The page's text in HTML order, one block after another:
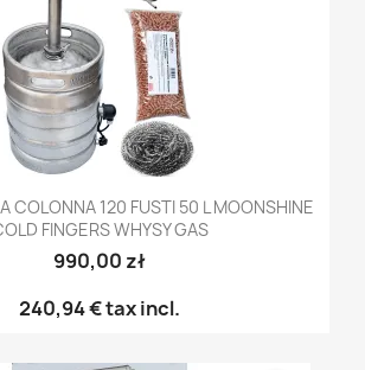
COLONNA 120 FUSTI 50 L MOONSHINE
FINGERS WHYSY GAS
990,00 zł
240,94 €tax incl.